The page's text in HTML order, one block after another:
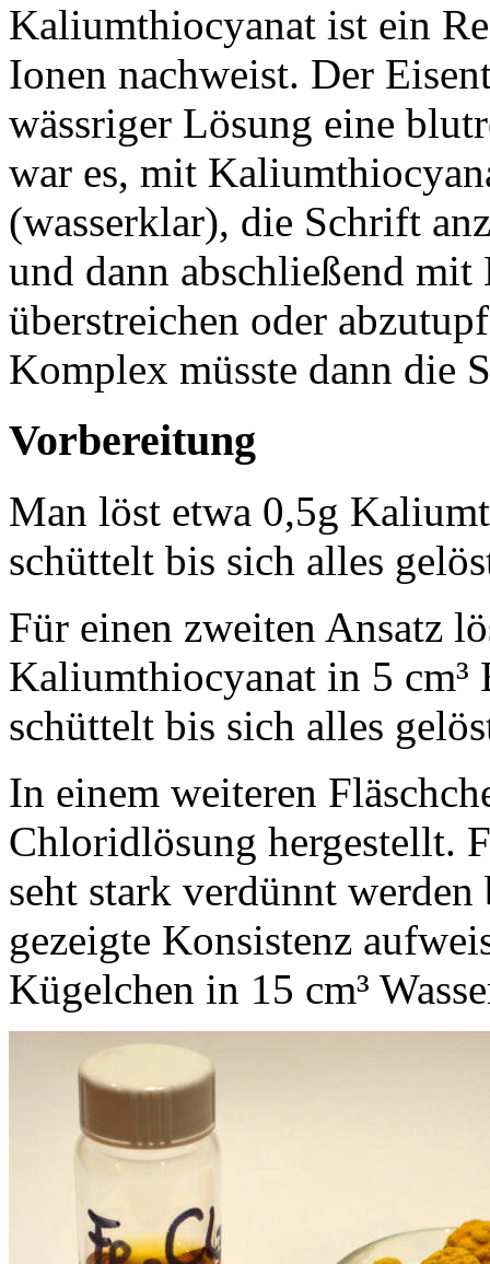
Kaliumthiocyanat ist ein
Ionen nachweist. Der
wässriger Lösung eine
war es, mit
(wasserklar), die Schrift
und dann abschließend
überstreichen oder
Komplex müsste dann die
Vorbereitung
Man löst etwa 0,5g
schüttelt bis sich alles
Für einen zweiten Ansatz
Kaliumthiocyanat in 5
schüttelt bis sich alles
In einem weiteren
Chloridlösung hergestellt.
seht stark verdünnt
gezeigte Konsistenz
Kügelchen in 15 cm³